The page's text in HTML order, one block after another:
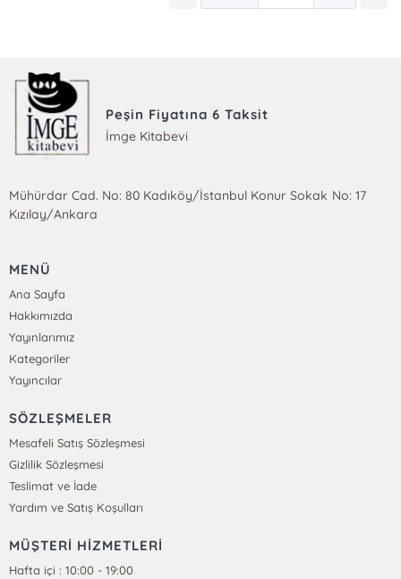
Peşin Fiyatına 6 Taksit
İmge Kitabevi
Mühürdar Cad. No: 80 Kadıköy/İstanbul Konur Sokak No: 17
Kızılay/Ankara
MENÜ
Ana Sayfa
Hakkımızda
Yayınlarımız
Kategoriler
Yayıncılar
SÖZLEŞMELER
Mesafeli Satış Sözleşmesi
Gizlilik Sözleşmesi
Teslimat ve İade
Yardım ve Satış Koşulları
MÜŞTERİ HİZMETLERİ
Hafta içi : 10:00 - 19:00